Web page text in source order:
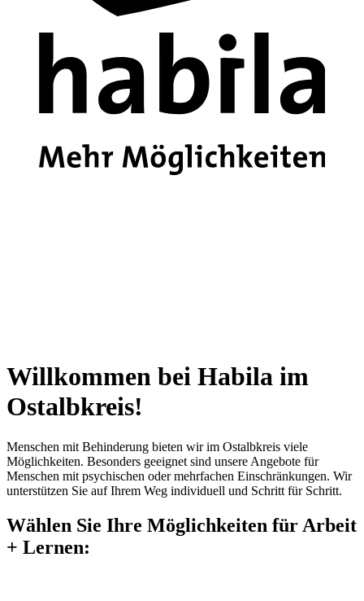
Willkommen bei Habila im
Ostalbkreis!
Menschen mit Behinderung bieten wir im Ostalbkreis viele
Möglichkeiten. Besonders geeignet sind unsere Angebote für
Menschen mit psychischen oder mehrfachen Einschränkungen. Wir
unterstützen Sie auf Ihrem Weg individuell und Schritt für Schritt.
Wählen Sie Ihre Möglichkeiten für Arbeit
+ Lernen: